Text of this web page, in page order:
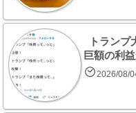
トランプ
巨額の利
2026/08/